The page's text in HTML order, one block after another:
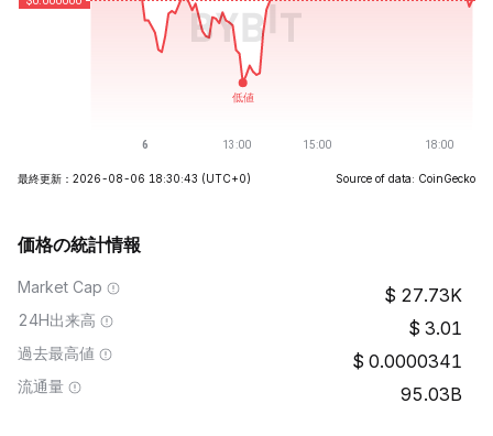
最終更新：2026-08-06 18:30:43 (UTC+0) Source of data: CoinGecko
価格の統計情報
Market Cap 27.73K
24H出来高 3.01
過去最高値 0.0000341
流通量 95.03B